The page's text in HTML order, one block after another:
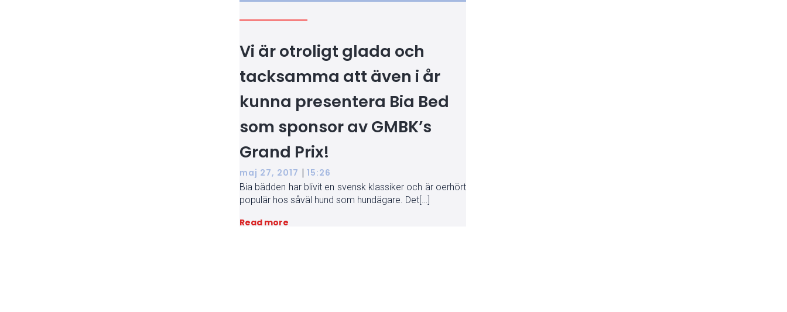
Vi är otroligt glada och
tacksamma att även i år
kunna presentera Bia Bed
som sponsor av GMBK’s
Grand Prix!
maj 27, 2017 | 15:26
Bia bädden har blivit en svensk klassiker och är oerhört
populär hos såväl hund som hundägare. Det[…]
Read more